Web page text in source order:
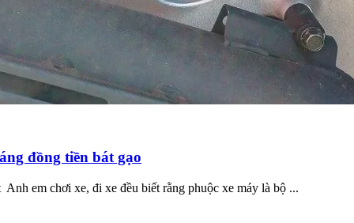
đồng tiền bát gạo
em chơi xe, đi xe đều biết rằng phuộc xe máy là bộ ...